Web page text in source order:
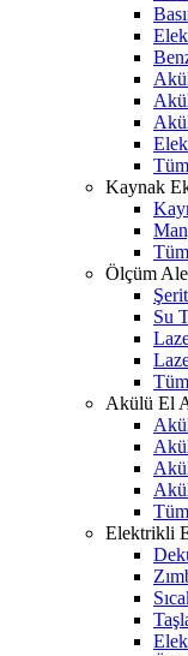
Kaynak
Ölçüm
Su
Akülü El
Elektrikli